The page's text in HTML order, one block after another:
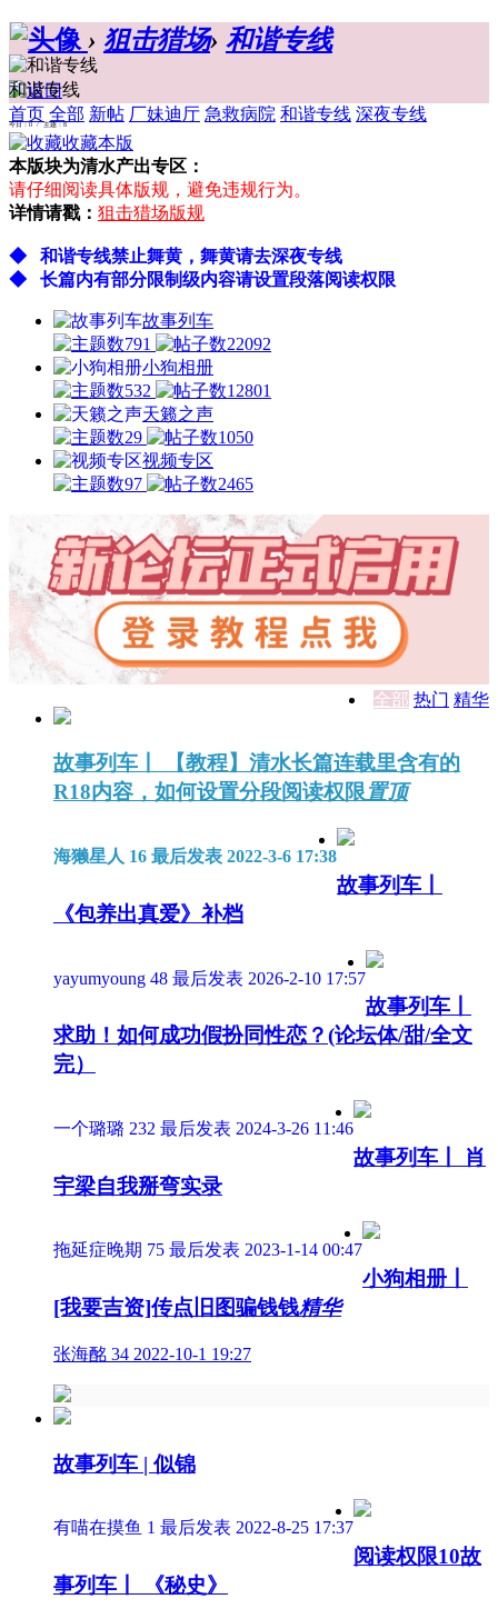
› 狙击猎场› 和谐专线
首页 全部 新帖 厂妹迪厅 急救病院 和谐专线 深夜专线
和谐专线
今日：0 / 主题：8
收藏本版
本版块为清水产出专区：
请仔细阅读具体版规，避免违规行为。
详情请戳： 狙击猎场版规
◆ 和谐专线禁止舞黄，舞黄请去深夜专线
◆ 长篇内有部分限制级内容请设置段落阅读权限
故事列车
791
22092
小狗相册
532
12801
天籁之声
29
1050
视频专区
97
2465
全部 热门 精华
故事列车丨 【教程】清水长篇连载里含有的
R18内容，如何设置分段阅读权限置顶
海獭星人 16 最后发表 2022-3-6 17:38
故事列车丨
《包养出真爱》补档
yayumyoung 48 最后发表 2026-2-10 17:57
故事列车丨
求助！如何成功假扮同性恋？(论坛体/甜/全文
完）
一个璐璐 232 最后发表 2024-3-26 11:46
故事列车丨 肖
宇梁自我掰弯实录
拖延症晚期 75 最后发表 2023-1-14 00:47
小狗相册丨
[我要吉资]传点旧图骗钱钱精华
张海酩 34 2022-10-1 19:27
故事列车 | 似锦
有喵在摸鱼 1 最后发表 2022-8-25 17:37
阅读权限10故
事列车丨 《秘史》